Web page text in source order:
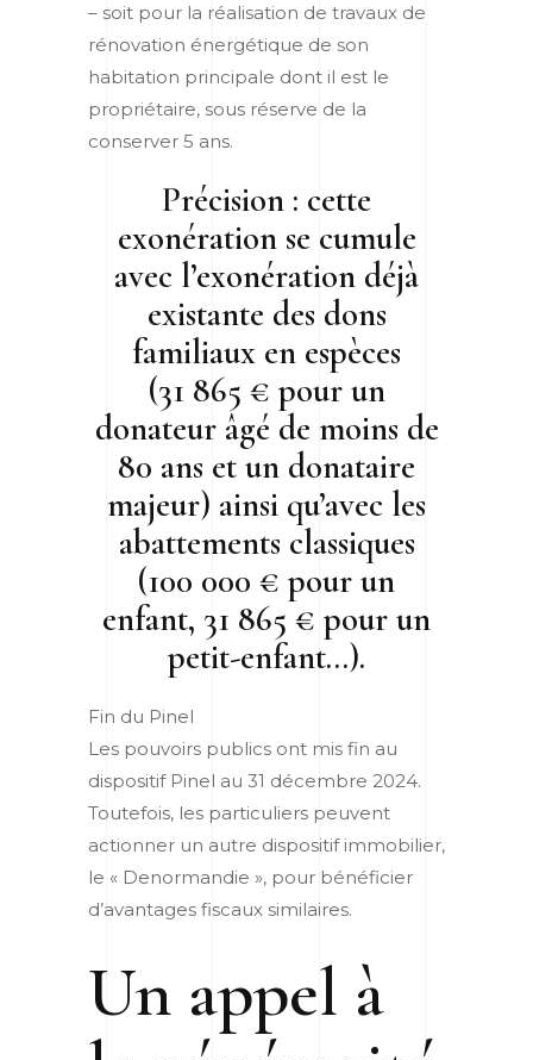
– soit pour la réalisation de travaux de
rénovation énergétique de son
habitation principale dont il est le
propriétaire, sous réserve de la
conserver 5 ans.
Précision : cette
exonération se cumule
avec l’exonération déjà
existante des dons
familiaux en espèces
(31 865 € pour un
donateur âgé de moins de
80 ans et un donataire
majeur) ainsi qu’avec les
abattements classiques
(100 000 € pour un
enfant, 31 865 € pour un
petit-enfant…).
Fin du Pinel
Les pouvoirs publics ont mis fin au
dispositif Pinel au 31 décembre 2024.
Toutefois, les particuliers peuvent
actionner un autre dispositif immobilier,
le « Denormandie », pour bénéficier
d’avantages fiscaux similaires.
Un appel à